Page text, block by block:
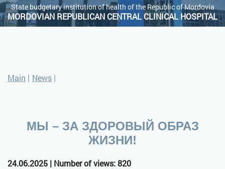
State budgetary institution of health of the Republic of Mordovia
MORDOVIAN REPUBLICAN CENTRAL CLINICAL HOSPITAL
Main | News |
МЫ – ЗА ЗДОРОВЫЙ ОБРАЗ
ЖИЗНИ!
24.06.2025 | Number of views: 820